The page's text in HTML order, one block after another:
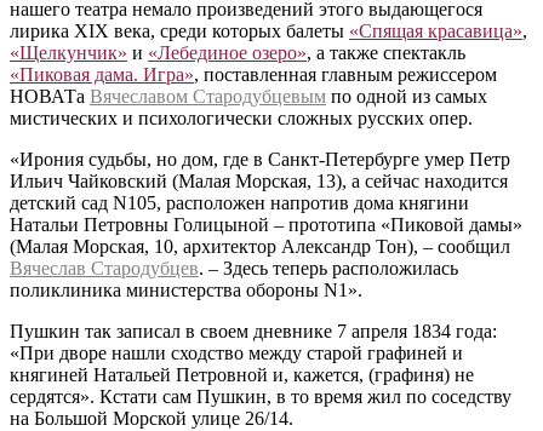
нашего театра немало произведений этого выдающегося
лирика XIX века, среди которых балеты «Спящая красавица»,
«Щелкунчик» и «Лебединое озеро», а также спектакль
«Пиковая дама. Игра», поставленная главным режиссером
НОВАТа Вячеславом Стародубцевым по одной из самых
мистических и психологически сложных русских опер.
«Ирония судьбы, но дом, где в Санкт-Петербурге умер Петр
Ильич Чайковский (Малая Морская, 13), а сейчас находится
детский сад N105, расположен напротив дома княгини
Натальи Петровны Голицыной – прототипа «Пиковой дамы»
(Малая Морская, 10, архитектор Александр Тон), – сообщил
Вячеслав Стародубцев. – Здесь теперь расположилась
поликлиника министерства обороны N1».
Пушкин так записал в своем дневнике 7 апреля 1834 года:
«При дворе нашли сходство между старой графиней и
княгиней Натальей Петровной и, кажется, (графиня) не
сердятся». Кстати сам Пушкин, в то время жил по соседству
на Большой Морской улице 26/14.